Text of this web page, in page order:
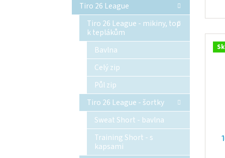
Tiro 26 League
Tiro 26 League - mikiny, top
k teplákům
Bavlna
Celý zip
Půl zip
Tiro 26 League - šortky
Sweat Short - bavlna
Training Short - s
kapsami